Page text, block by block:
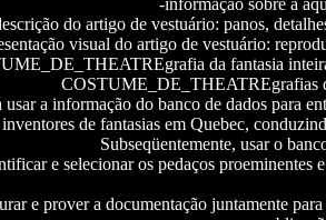
-informação sobre a
do artigo de vestuário: panos,
visual do artigo de vestuário:
da fantasia
COSTUME_DE_THEATREgrafias
usar a informação do banco de dados para
inventores de fantasias em Quebec,
Subseqüentemente, usar o
e selecionar os pedaços proeminentes
e prover a documentação juntamente